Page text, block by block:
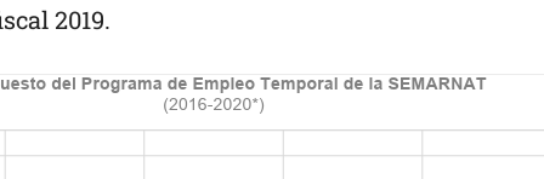
2019.